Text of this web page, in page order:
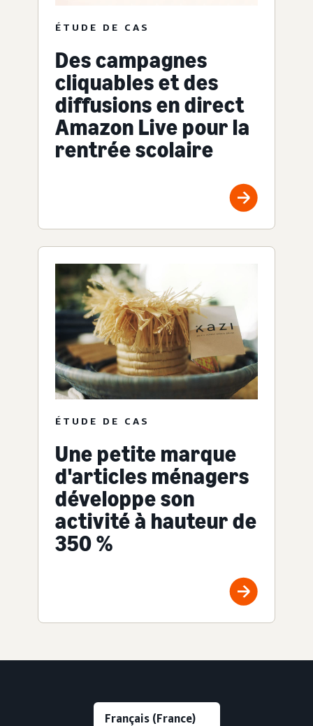
ÉTUDE DE CAS
Des campagnes
cliquables et des
diffusions en direct
Amazon Live pour la
rentrée scolaire
ÉTUDE DE CAS
Une petite marque
d'articles ménagers
développe son
activité à hauteur de
350 %